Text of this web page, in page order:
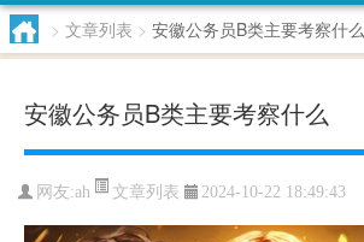
> 文章列表 > 安徽公务员B类主要考察什么
安徽公务员B类主要考察什么
网友:ah 文章列表 2024-10-22 18:49:43